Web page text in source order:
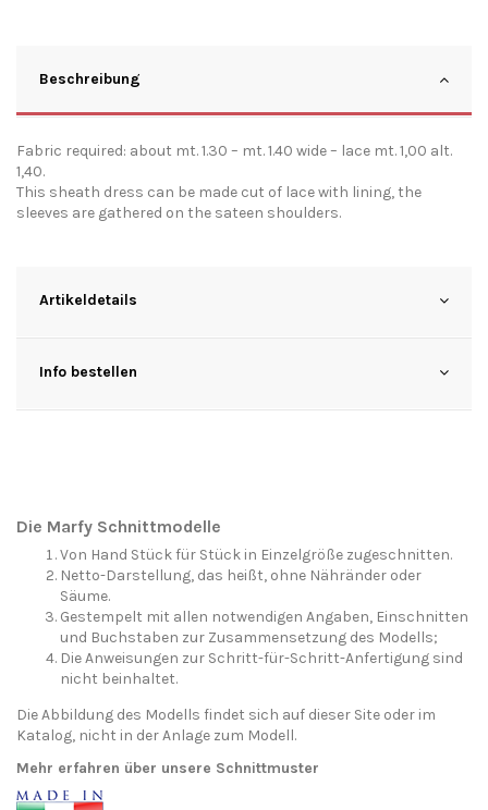
Beschreibung
Fabric required: about mt. 1.30 – mt. 1.40 wide – lace mt. 1,00 alt.
1,40.
This sheath dress can be made cut of lace with lining, the
sleeves are gathered on the sateen shoulders.
Artikeldetails
Info bestellen
Die Marfy Schnittmodelle
Von Hand Stück für Stück in Einzelgröße zugeschnitten.
Netto-Darstellung, das heißt, ohne Nähränder oder
Säume.
Gestempelt mit allen notwendigen Angaben, Einschnitten
und Buchstaben zur Zusammensetzung des Modells;
Die Anweisungen zur Schritt-für-Schritt-Anfertigung sind
nicht beinhaltet.
Die Abbildung des Modells findet sich auf dieser Site oder im
Katalog, nicht in der Anlage zum Modell.
Mehr erfahren über unsere Schnittmuster